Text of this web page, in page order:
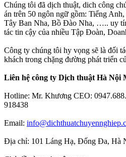
Chúng tôi đã dịch thuật, dich công
án trên 50 ngôn ngữ gồm: Tiếng
Tây Ban Nha, Bồ Đào Nha, ….. uy
tác tin cậy của nhiều Tập Đoàn,
Công ty chúng tôi hy vọng sẽ là đối
khách trong chặng đường phát triển
Liên hệ công ty Dịch thuật Hà Nội
Hotline: Mr. Khương CEO:
918438
Email:
Địa chỉ: 101 Láng Hạ, Đống Đa, Hà